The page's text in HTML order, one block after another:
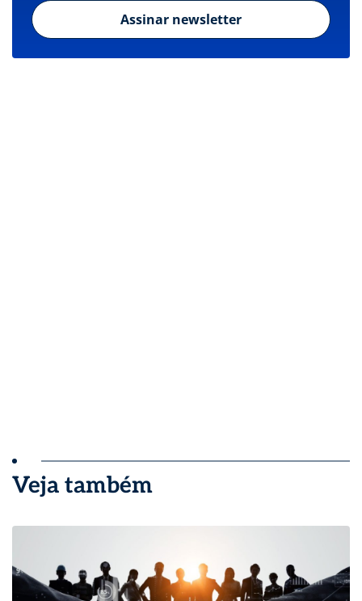
Assinar newsletter
Veja também